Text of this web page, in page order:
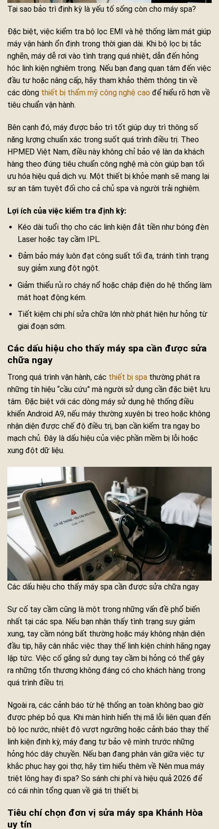
Tại sao bảo trì định kỳ là yếu tố sống còn cho máy spa?
Đặc biệt, việc kiểm tra bộ lọc EMI và hệ thống làm mát giúp
máy vận hành ổn định trong thời gian dài. Khi bộ lọc bị tắc
nghẽn, máy dễ rơi vào tình trạng quá nhiệt, dẫn đến hỏng
hóc linh kiện nghiêm trọng. Nếu bạn đang quan tâm đến việc
đầu tư hoặc nâng cấp, hãy tham khảo thêm thông tin về
các dòng thiết bị thẩm mỹ công nghệ cao để hiểu rõ hơn về
tiêu chuẩn vận hành.
Bên cạnh đó, máy được bảo trì tốt giúp duy trì thông số
năng lượng chuẩn xác trong suốt quá trình điều trị. Theo
HPMED Việt Nam, điều này không chỉ bảo vệ làn da khách
hàng theo đúng tiêu chuẩn công nghệ mà còn giúp bạn tối
ưu hóa hiệu quả dịch vụ. Một thiết bị khỏe mạnh sẽ mang lại
sự an tâm tuyệt đối cho cả chủ spa và người trải nghiệm.
Lợi ích của việc kiểm tra định kỳ:
Kéo dài tuổi thọ cho các linh kiện đắt tiền như bóng đèn
Laser hoặc tay cầm IPL.
Đảm bảo máy luôn đạt công suất tối đa, tránh tình trạng
suy giảm xung đột ngột.
Giảm thiểu rủi ro cháy nổ hoặc chập điện do hệ thống làm
mát hoạt động kém.
Tiết kiệm chi phí sửa chữa lớn nhờ phát hiện hư hỏng từ
giai đoạn sớm.
Các dấu hiệu cho thấy máy spa cần được sửa
chữa ngay
Trong quá trình vận hành, các thiết bị spa thường phát ra
những tín hiệu “cầu cứu” mà người sử dụng cần đặc biệt lưu
tâm. Đặc biệt với các dòng máy sử dụng hệ thống điều
khiển Android A9, nếu máy thường xuyên bị treo hoặc không
nhận diện được chế độ điều trị, bạn cần kiểm tra ngay bo
mạch chủ. Đây là dấu hiệu của việc phần mềm bị lỗi hoặc
xung đột dữ liệu.
Các dấu hiệu cho thấy máy spa cần được sửa chữa ngay
Sự cố tay cầm cũng là một trong những vấn đề phổ biến
nhất tại các spa. Nếu bạn nhận thấy tình trạng suy giảm
xung, tay cầm nóng bất thường hoặc máy không nhận diện
đầu tip, hãy cân nhắc việc thay thế linh kiện chính hãng ngay
lập tức. Việc cố gắng sử dụng tay cầm bị hỏng có thể gây
ra những tổn thương không đáng có cho khách hàng trong
quá trình điều trị.
Ngoài ra, các cảnh báo từ hệ thống an toàn không bao giờ
được phép bỏ qua. Khi màn hình hiển thị mã lỗi liên quan đến
bộ lọc nước, nhiệt độ vượt ngưỡng hoặc cảnh báo thay thế
linh kiện định kỳ, máy đang tự bảo vệ mình trước những
hỏng hóc dây chuyền. Nếu bạn đang phân vân giữa việc tự
khắc phục hay gọi thợ, hãy tìm hiểu thêm về Nên mua máy
triệt lông hay đi spa? So sánh chi phí và hiệu quả 2026 để
có cái nhìn tổng quan về giá trị thiết bị.
Tiêu chí chọn đơn vị sửa máy spa Khánh Hòa
uy tín